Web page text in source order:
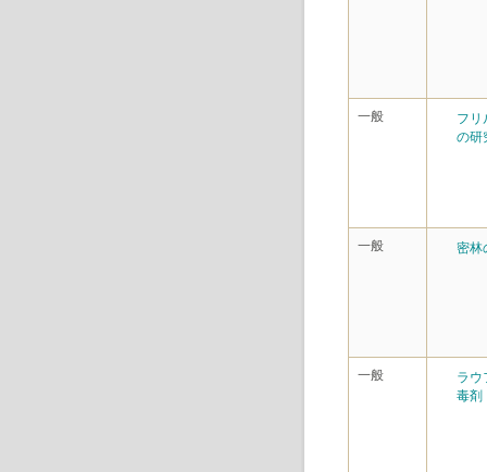
一般
フリ
の研
一般 密林
一般
ラウ
毒剤